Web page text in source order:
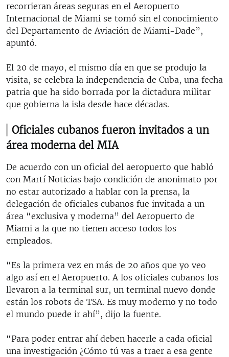
recorrieran áreas seguras en el Aeropuerto
Internacional de Miami se tomó sin el conocimiento
del Departamento de Aviación de Miami-Dade”,
apuntó.
El 20 de mayo, el mismo día en que se produjo la
visita, se celebra la independencia de Cuba, una fecha
patria que ha sido borrada por la dictadura militar
que gobierna la isla desde hace décadas.
Oficiales cubanos fueron invitados a un
área moderna del MIA
De acuerdo con un oficial del aeropuerto que habló
con Martí Noticias bajo condición de anonimato por
no estar autorizado a hablar con la prensa, la
delegación de oficiales cubanos fue invitada a un
área “exclusiva y moderna” del Aeropuerto de
Miami a la que no tienen acceso todos los
empleados.
“Es la primera vez en más de 20 años que yo veo
algo así en el Aeropuerto. A los oficiales cubanos los
llevaron a la terminal sur, un terminal nuevo donde
están los robots de TSA. Es muy moderno y no todo
el mundo puede ir ahí”, dijo la fuente.
“Para poder entrar ahí deben hacerle a cada oficial
una investigación ¿Cómo tú vas a traer a esa gente